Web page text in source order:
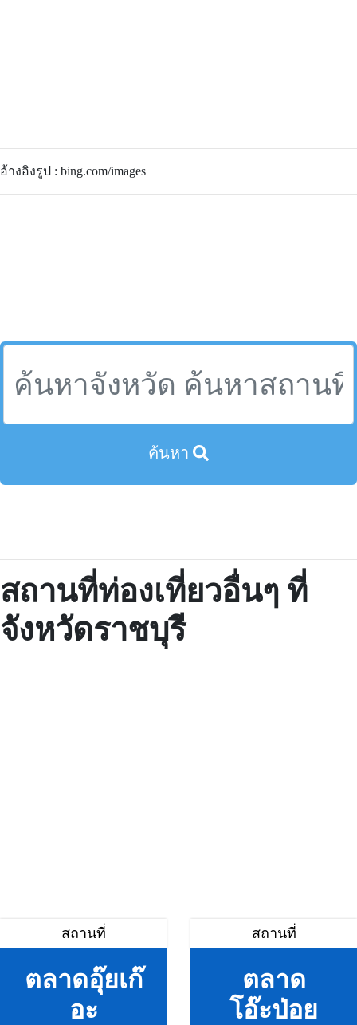
อ้างอิงรูป : bing.com/images
ค้นหา
สถานที่ท่องเที่ยวอื่นๆ ที่
จังหวัดราชบุรี
สถานที่
ตลาดอุ๊ยเก๊
อะ
สถานที่
ตลาด
โอ๊ะป่อย